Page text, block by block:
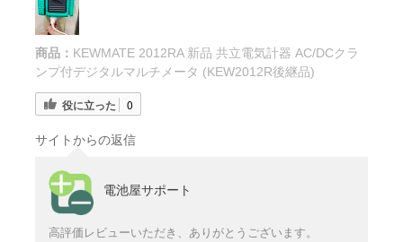
商品： KEWMATE 2012RA 新品 共立電気計器 AC/DCクラ
ンプ付デジタルマルチメータ (KEW2012R後継品)
役に立った 0
サイトからの返信
電池屋サポート
高評価レビューいただき、ありがとうございます。